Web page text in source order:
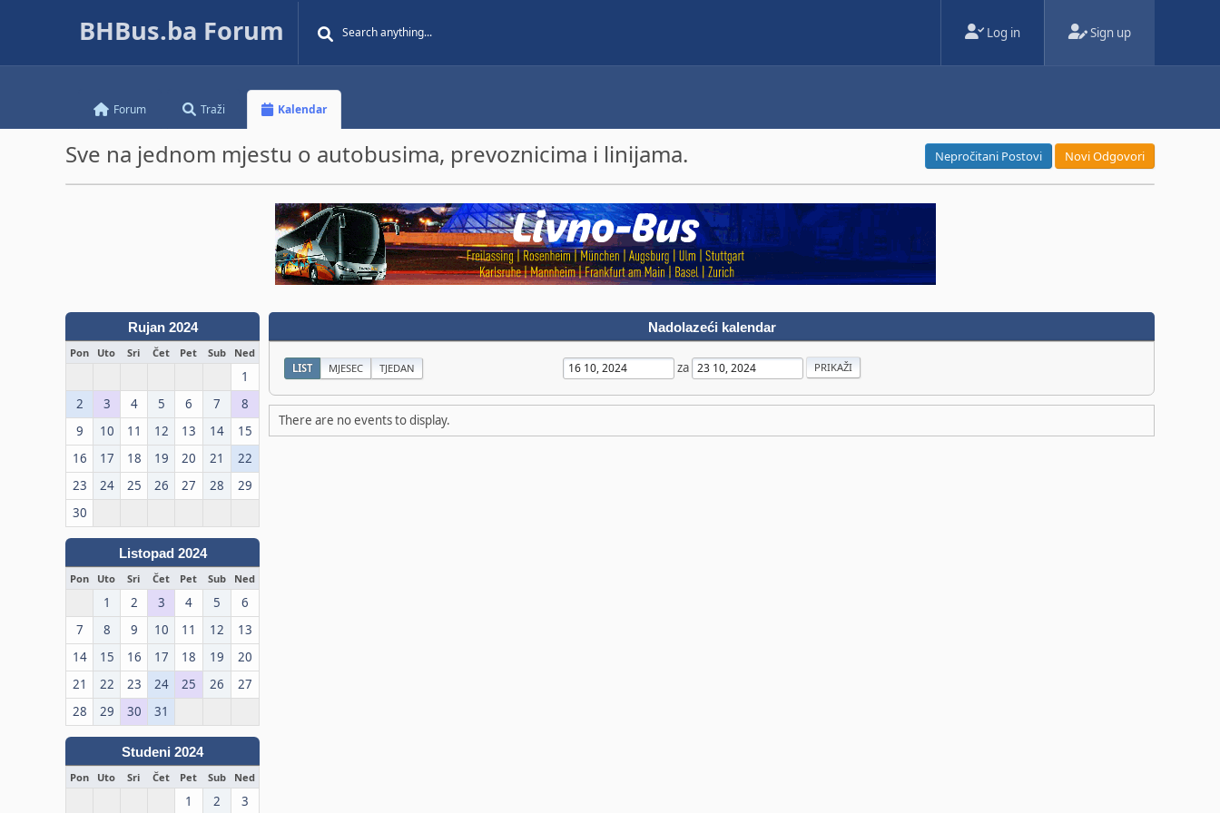
BHBus.ba Forum Log in Sign up
Forum Traži Kalendar
Sve na jednom mjestu o autobusima, prevoznicima i linijama. Nepročitani Postovi Novi Odgovori
Rujan 2024
Pon Uto Sri Čet Pet Sub Ned
1
2
3 4 5 6 7
8
9
10 11 12 13 14
15
16
17 18 19 20 21
22
23
24 25 26 27 28
29
30
Listopad 2024
Pon Uto Sri Čet Pet Sub Ned
1 2 3 4 5
6
7
8 9 10 11 12
13
14
15 16 17 18 19
20
21
22 23 24 25 26
27
28
29 30 31
Studeni 2024
Pon Uto Sri Čet Pet Sub Ned
1 2 3
Nadolazeći kalendar
LIST MJESEC TJEDAN za
There are no events to display.